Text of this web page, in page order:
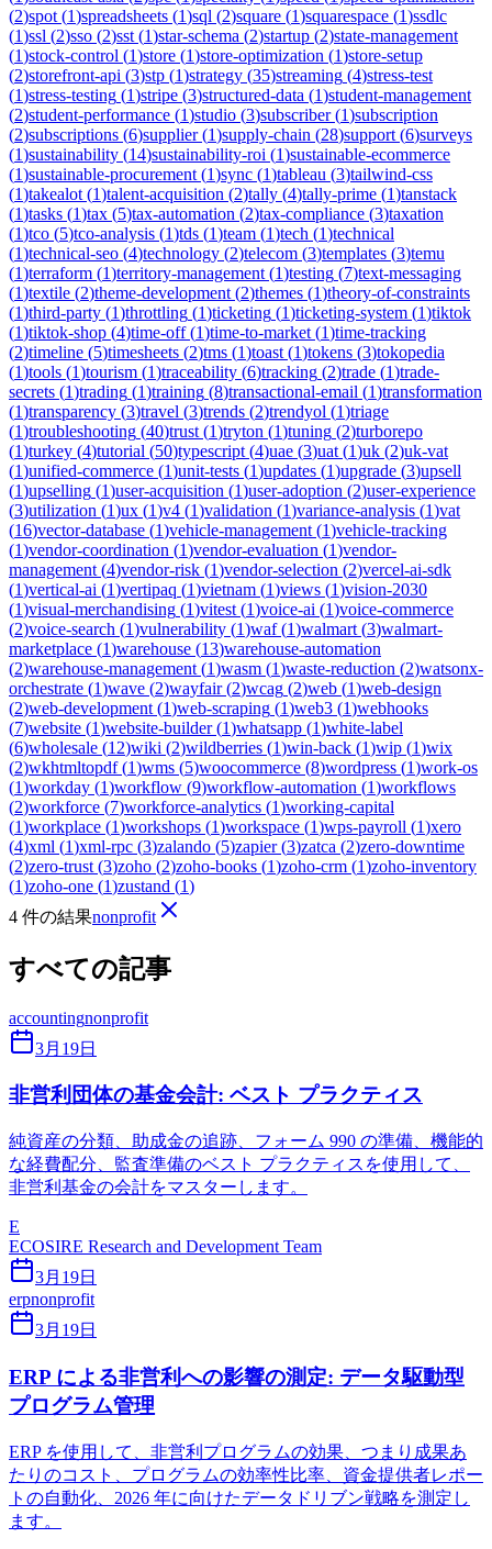
(2)spot (1)spreadsheets (1)sql (2)square (1)squarespace (1)ssdlc
(1)ssl (2)sso (2)sst (1)star-schema (2)startup (2)state-management
(1)stock-control (1)store (1)store-optimization (1)store-setup
(2)storefront-api (3)stp (1)strategy (35)streaming (4)stress-test
(1)stress-testing (1)stripe (3)structured-data (1)student-management
(2)student-performance (1)studio (3)subscriber(1)subscription
(2)subscriptions (6)supplier(1)supply-chain (28)support (6)surveys
(1)sustainability (14)sustainability-roi (1)sustainable-ecommerce
(1)sustainable-procurement (1)sync (1)tableau (3)tailwind-css
(1)takealot (1)talent-acquisition (2)tally (4)tally-prime (1)tanstack
(1)tasks (1)tax (5)tax-automation (2)tax-compliance (3)taxation
(1)tco (5)tco-analysis (1)tds (1)team (1)tech (1)technical
(1)technical-seo (4)technology (2)telecom (3)templates (3)temu
(1)terraform (1)territory-management (1)testing (7)text-messaging
(1)textile (2)theme-development (2)themes (1)theory-of-constraints
(1)third-party (1)throttling (1)ticketing (1)ticketing-system (1)tiktok
(1)tiktok-shop (4)time-off(1)time-to-market (1)time-tracking
(2)timeline (5)timesheets (2)tms (1)toast (1)tokens (3)tokopedia
(1)tools (1)tourism (1)traceability (6)tracking (2)trade (1)trade-
secrets (1)trading (1)training (8)transactional-email (1)transformation
(1)transparency (3)travel (3)trends (2)trendyol (1)triage
(1)troubleshooting (40)trust (1)tryton (1)tuning (2)turborepo
(1)turkey (4)tutorial (50)typescript (4)uae (3)uat (1)uk (2)uk-vat
(1)unified-commerce (1)unit-tests (1)updates (1)upgrade (3)upsell
(1)upselling (1)user-acquisition (1)user-adoption (2)user-experience
(3)utilization (1)ux (1)v4 (1)validation (1)variance-analysis (1)vat
(16)vector-database (1)vehicle-management (1)vehicle-tracking
(1)vendor-coordination (1)vendor-evaluation (1)vendor-
management (4)vendor-risk (1)vendor-selection (2)vercel-ai-sdk
(1)vertical-ai (1)vertipaq (1)vietnam (1)views (1)vision-2030
(1)visual-merchandising (1)vitest (1)voice-ai (1)voice-commerce
(2)voice-search (1)vulnerability (1)waf(1)walmart (3)walmart-
marketplace (1)warehouse (13)warehouse-automation
(2)warehouse-management (1)wasm (1)waste-reduction (2)watsonx-
orchestrate (1)wave (2)wayfair(2)wcag (2)web (1)web-design
(2)web-development (1)web-scraping (1)web3 (1)webhooks
(7)website (1)website-builder(1)whatsapp (1)white-label
(6)wholesale (12)wiki (2)wildberries (1)win-back (1)wip (1)wix
(2)wkhtmltopdf(1)wms (5)woocommerce (8)wordpress (1)work-os
(1)workday (1)workflow (9)workflow-automation (1)workflows
(2)workforce (7)workforce-analytics (1)working-capital
(1)workplace (1)workshops (1)workspace (1)wps-payroll (1)xero
(4)xml (1)xml-rpc (3)zalando (5)zapier(3)zatca (2)zero-downtime
(2)zero-trust (3)zoho (2)zoho-books (1)zoho-crm (1)zoho-inventory
(1)zoho-one (1)zustand (1)
4 件の結果nonprofit
すべての記事
accountingnonprofit
3月19日
非営利団体の基金会計: ベスト プラクティス
純資産の分類、助成金の追跡、フォーム 990 の準備、機能的
な経費配分、監査準備のベスト プラクティスを使用して、
非営利基金の会計をマスターします。
E
ECOSIRE Research and Development Team
3月19日
erpnonprofit
3月19日
ERP による非営利への影響の測定: データ駆動型
プログラム管理
ERP を使用して、非営利プログラムの効果、つまり成果あ
たりのコスト、プログラムの効率性比率、資金提供者レポー
トの自動化、2026 年に向けたデータドリブン戦略を測定し
ます。